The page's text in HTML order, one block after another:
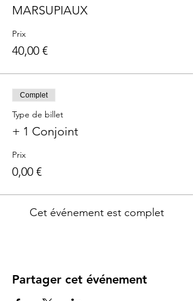
MARSUPIAUX
Prix
40,00 €
Complet
Type de billet
+ 1 Conjoint
Prix
0,00 €
Cet événement est complet
Partager cet événement